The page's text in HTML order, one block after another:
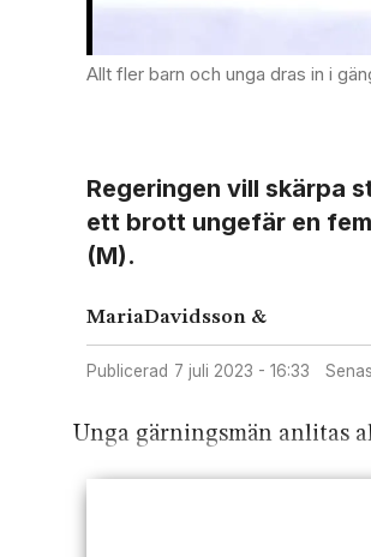
Allt fler barn och unga dras in i
Regeringen vill skärpa
ett brott ungefär en
(M).
MariaDavidsson &
Publicerad 7 juli 2023 - 16:33
Unga gärningsmän anlitas